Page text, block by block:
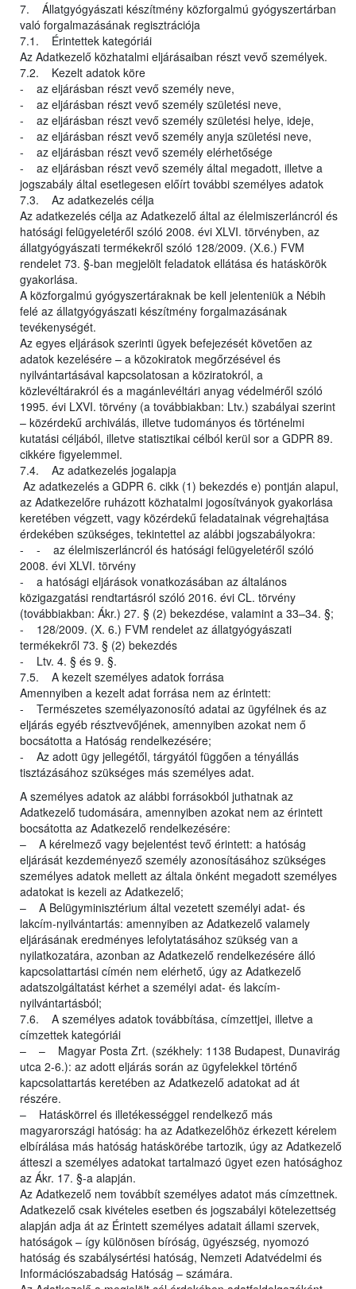
7. Állatgyógyászati készítmény közforgalmú gyógyszertárban
való forgalmazásának regisztrációja
7.1. Érintettek kategóriái
Az Adatkezelő közhatalmi eljárásaiban részt vevő személyek.
7.2. Kezelt adatok köre
- az eljárásban részt vevő személy neve,
- az eljárásban részt vevő személy születési neve,
- az eljárásban részt vevő személy születési helye, ideje,
- az eljárásban részt vevő személy anyja születési neve,
- az eljárásban részt vevő személy elérhetősége
- az eljárásban részt vevő személy által megadott, illetve a
jogszabály által esetlegesen előírt további személyes adatok
7.3. Az adatkezelés célja
Az adatkezelés célja az Adatkezelő által az élelmiszerláncról és
hatósági felügyeletéről szóló 2008. évi XLVI. törvényben, az
állatgyógyászati termékekről szóló 128/2009. (X.6.) FVM
rendelet 73. §-ban megjelölt feladatok ellátása és hatáskörök
gyakorlása.
A közforgalmú gyógyszertáraknak be kell jelenteniük a Nébih
felé az állatgyógyászati készítmény forgalmazásának
tevékenységét.
Az egyes eljárások szerinti ügyek befejezését követően az
adatok kezelésére – a közokiratok megőrzésével és
nyilvántartásával kapcsolatosan a köziratokról, a
közlevéltárakról és a magánlevéltári anyag védelméről szóló
1995. évi LXVI. törvény (a továbbiakban: Ltv.) szabályai szerint
– közérdekű archiválás, illetve tudományos és történelmi
kutatási céljából, illetve statisztikai célból kerül sor a GDPR 89.
cikkére figyelemmel.
7.4. Az adatkezelés jogalapja
Az adatkezelés a GDPR 6. cikk (1) bekezdés e) pontján alapul,
az Adatkezelőre ruházott közhatalmi jogosítványok gyakorlása
keretében végzett, vagy közérdekű feladatainak végrehajtása
érdekében szükséges, tekintettel az alábbi jogszabályokra:
- - az élelmiszerláncról és hatósági felügyeletéről szóló
2008. évi XLVI. törvény
- a hatósági eljárások vonatkozásában az általános
közigazgatási rendtartásról szóló 2016. évi CL. törvény
(továbbiakban: Ákr.) 27. § (2) bekezdése, valamint a 33–34. §;
- 128/2009. (X. 6.) FVM rendelet az állatgyógyászati
termékekről 73. § (2) bekezdés
- Ltv. 4. § és 9. §.
7.5. A kezelt személyes adatok forrása
Amennyiben a kezelt adat forrása nem az érintett:
- Természetes személyazonosító adatai az ügyfélnek és az
eljárás egyéb résztvevőjének, amennyiben azokat nem ő
bocsátotta a Hatóság rendelkezésére;
- Az adott ügy jellegétől, tárgyától függően a tényállás
tisztázásához szükséges más személyes adat.
A személyes adatok az alábbi forrásokból juthatnak az
Adatkezelő tudomására, amennyiben azokat nem az érintett
bocsátotta az Adatkezelő rendelkezésére:
– A kérelmező vagy bejelentést tevő érintett: a hatóság
eljárását kezdeményező személy azonosításához szükséges
személyes adatok mellett az általa önként megadott személyes
adatokat is kezeli az Adatkezelő;
– A Belügyminisztérium által vezetett személyi adat- és
lakcím-nyilvántartás: amennyiben az Adatkezelő valamely
eljárásának eredményes lefolytatásához szükség van a
nyilatkozatára, azonban az Adatkezelő rendelkezésére álló
kapcsolattartási címén nem elérhető, úgy az Adatkezelő
adatszolgáltatást kérhet a személyi adat- és lakcím-
nyilvántartásból;
7.6. A személyes adatok továbbítása, címzettjei, illetve a
címzettek kategóriái
– – Magyar Posta Zrt. (székhely: 1138 Budapest, Dunavirág
utca 2-6.): az adott eljárás során az ügyfelekkel történő
kapcsolattartás keretében az Adatkezelő adatokat ad át
részére.
– Hatáskörrel és illetékességgel rendelkező más
magyarországi hatóság: ha az Adatkezelőhöz érkezett kérelem
elbírálása más hatóság hatáskörébe tartozik, úgy az Adatkezelő
átteszi a személyes adatokat tartalmazó ügyet ezen hatósághoz
az Ákr. 17. §-a alapján.
Az Adatkezelő nem továbbít személyes adatot más címzettnek.
Adatkezelő csak kivételes esetben és jogszabályi kötelezettség
alapján adja át az Érintett személyes adatait állami szervek,
hatóságok – így különösen bíróság, ügyészség, nyomozó
hatóság és szabálysértési hatóság, Nemzeti Adatvédelmi és
Információszabadság Hatóság – számára.